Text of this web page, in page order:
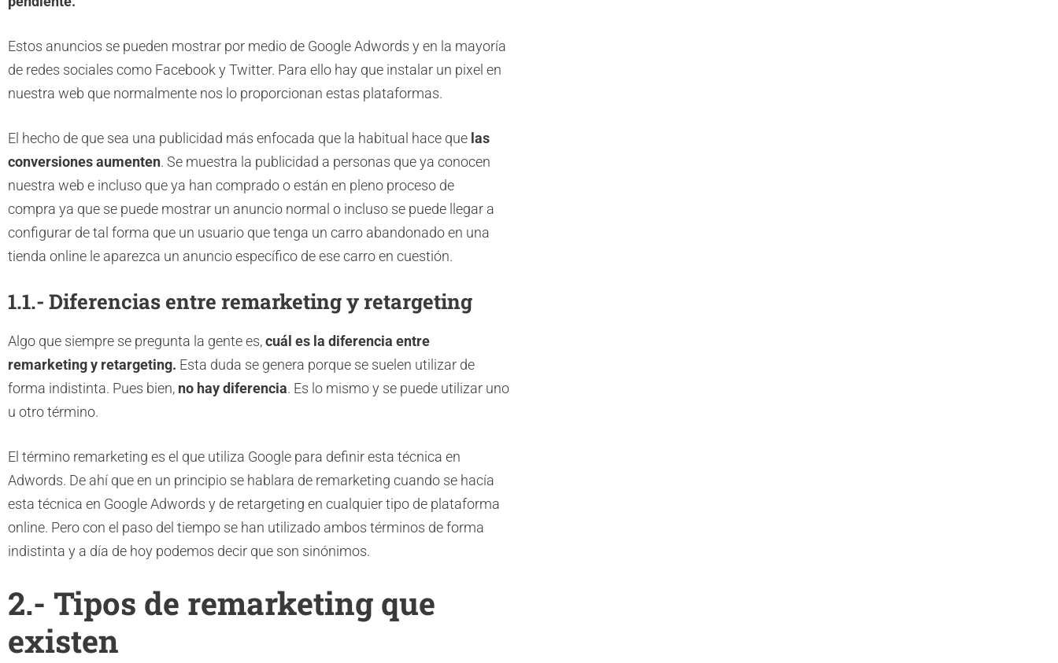
Estos anuncios se pueden mostrar por medio de Google Adwords y en la mayoría
de redes sociales como Facebook y Twitter. Para ello hay que instalar un pixel en
nuestra web que normalmente nos lo proporcionan estas plataformas.
El hecho de que sea una publicidad más enfocada que la habitual hace que las
conversiones aumenten. Se muestra la publicidad a personas que ya conocen
nuestra web e incluso que ya han comprado o están en pleno proceso de
compra ya que se puede mostrar un anuncio normal o incluso se puede llegar a
configurar de tal forma que un usuario que tenga un carro abandonado en una
tienda online le aparezca un anuncio específico de ese carro en cuestión.
1.1.- Diferencias entre remarketing y retargeting
Algo que siempre se pregunta la gente es,cuál es la diferencia entre
remarketing y retargeting. Esta duda se genera porque se suelen utilizar de
forma indistinta. Pues bien, no hay diferencia. Es lo mismo y se puede utilizar uno
u otro término.
El término remarketing es el que utiliza Google para definir esta técnica en
Adwords. De ahí que en un principio se hablara de remarketing cuando se hacía
esta técnica en Google Adwords y de retargeting en cualquier tipo de plataforma
online. Pero con el paso del tiempo se han utilizado ambos términos de forma
indistinta y a día de hoy podemos decir que son sinónimos.
2.- Tipos de remarketing que
existen